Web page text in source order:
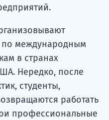
по международным
в странах
Нередко, после
студенты,
работать
профессиональные